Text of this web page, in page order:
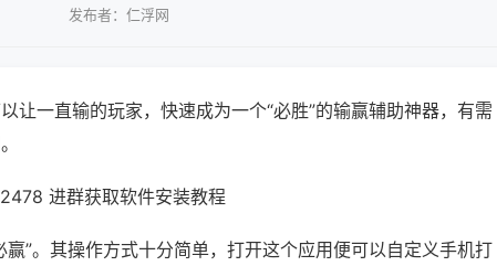
发布者：仁浮网
让一直输的玩家，快速成为一个“必胜”的输赢辅助神器，有需
进群获取软件安装教程
”。其操作方式十分简单，打开这个应用便可以自定义手机打